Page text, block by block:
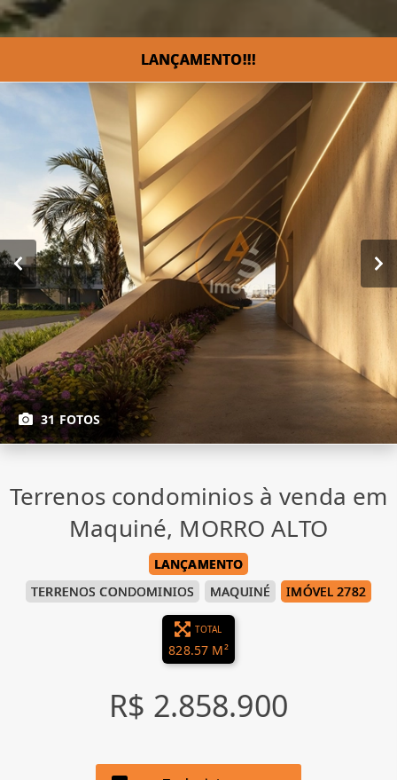
LANÇAMENTO!!!
31 FOTOS
Terrenos condominios à venda em
Maquiné, MORRO ALTO
LANÇAMENTO
TERRENOS CONDOMINIOS
MAQUINÉ IMÓVEL 2782
TOTAL
828.57 M²
R$ 2.858.900